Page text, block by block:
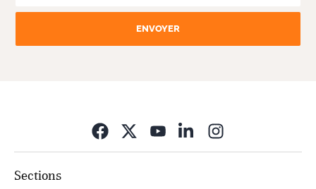
ENVOYER
Sections